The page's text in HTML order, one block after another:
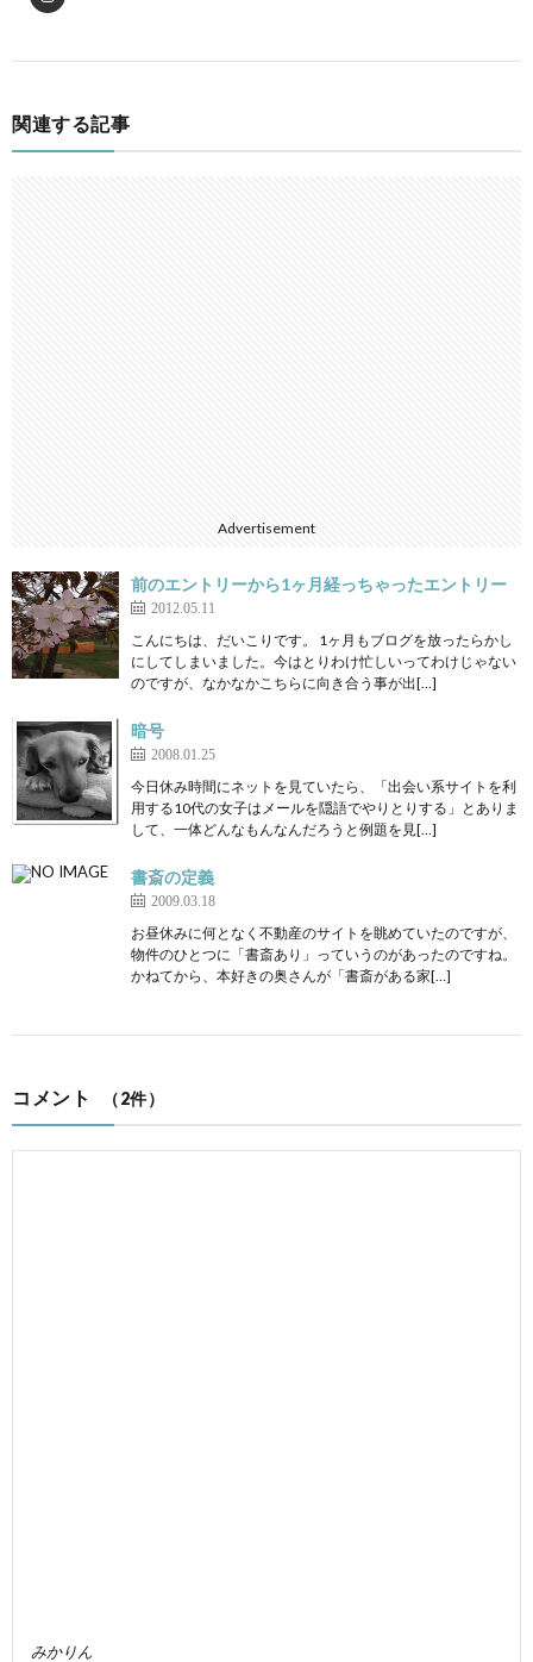
関連する記事
Advertisement
前のエントリーから1ヶ月経っちゃったエントリー
2012.05.11
こんにちは、だいこりです。 1ヶ月もブログを放ったらかし
にしてしまいました。今はとりわけ忙しいってわけじゃない
のですが、なかなかこちらに向き合う事が出[…]
暗号
2008.01.25
今日休み時間にネットを見ていたら、「出会い系サイトを利
用する10代の女子はメールを隠語でやりとりする」とありま
して、一体どんなもんなんだろうと例題を見[…]
書斎の定義
2009.03.18
お昼休みに何となく不動産のサイトを眺めていたのですが、
物件のひとつに「書斎あり」っていうのがあったのですね。
かねてから、本好きの奥さんが「書斎がある家[…]
コメント （2件）
みかりん